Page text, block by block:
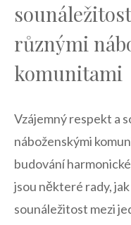
různými
komunitami
Vzájemný ​respekt a⁣
náboženskými
‍budování
jsou některé rady,​
sounáležitost mezi